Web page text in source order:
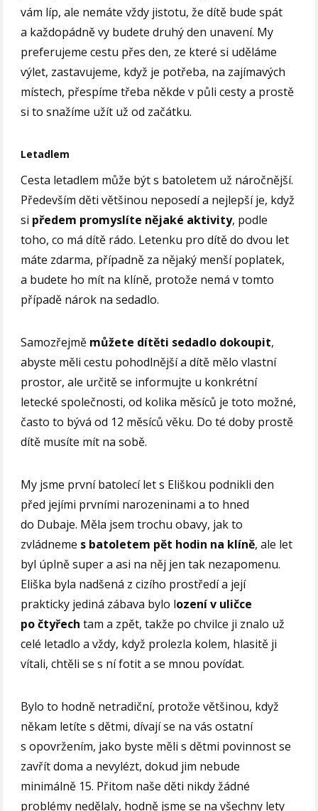
vám líp, ale nemáte vždy jistotu, že dítě bude spát
a každopádně vy budete druhý den unavení. My
preferujeme cestu přes den, ze které si uděláme
výlet, zastavujeme, když je potřeba, na zajímavých
místech, přespíme třeba někde v půli cesty a prostě
si to snažíme užít už od začátku.
Letadlem
Cesta letadlem může být s batoletem už náročnější.
Především děti většinou neposedí a nejlepší je, když
si předem promyslíte nějaké aktivity, podle
toho, co má dítě rádo. Letenku pro dítě do dvou let
máte zdarma, případně za nějaký menší poplatek,
a budete ho mít na klíně, protože nemá v tomto
případě nárok na sedadlo.
Samozřejmě můžete dítěti sedadlo dokoupit,
abyste měli cestu pohodlnější a dítě mělo vlastní
prostor, ale určitě se informujte u konkrétní
letecké společnosti, od kolika měsíců je toto možné,
často to bývá od 12 měsíců věku. Do té doby prostě
dítě musíte mít na sobě.
My jsme první batolecí let s Eliškou podnikli den
před jejími prvními narozeninami a to hned
do Dubaje. Měla jsem trochu obavy, jak to
zvládneme s batoletem pět hodin na klíně, ale let
byl úplně super a asi na něj jen tak nezapomenu.
Eliška byla nadšená z cizího prostředí a její
prakticky jediná zábava bylo lození v uličce
po čtyřech tam a zpět, takže po chvilce ji znalo už
celé letadlo a vždy, když prolezla kolem, hlasitě ji
vítali, chtěli se s ní fotit a se mnou povídat.
Bylo to hodně netradiční, protože většinou, když
někam letíte s dětmi, dívají se na vás ostatní
s opovržením, jako byste měli s dětmi povinnost se
zavřít doma a nevylézt, dokud jim nebude
minimálně 15. Přitom naše děti nikdy žádné
problémy nedělaly, hodně jsme se na všechny lety